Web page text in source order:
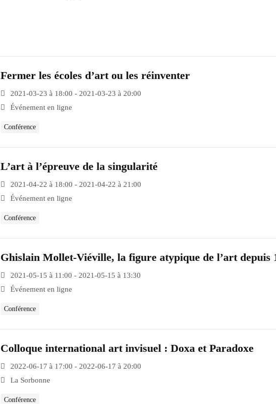
Fermer les écoles d’art ou les réinventer
2021-03-23 à 18:00 - 2021-03-23 à 20:00
Événement en ligne
Conférence
L’art à l’épreuve de la singularité
2021-04-22 à 18:00 - 2021-04-22 à 21:00
Événement en ligne
Conférence
Ghislain Mollet-Viéville, la figure atypique de l’art depuis
2021-05-15 à 11:00 - 2021-05-15 à 13:30
Événement en ligne
Conférence
Colloque international art invisuel : Doxa et Paradoxe
2022-06-17 à 17:00 - 2022-06-17 à 20:00
La Sorbonne
Conférence